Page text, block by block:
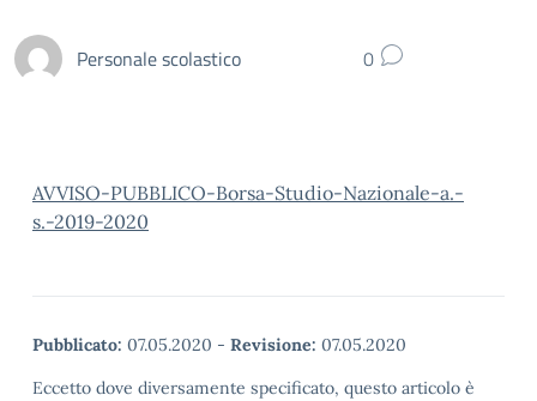
Personale scolastico 0
AVVISO-PUBBLICO-Borsa-Studio-Nazionale-a.-
s.-2019-2020
Pubblicato: 07.05.2020 - Revisione: 07.05.2020
Eccetto dove diversamente specificato, questo articolo è